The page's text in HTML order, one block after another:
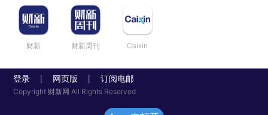
财新 财新周刊 Caixin
登录 网页版 订阅电邮
Copyright 财新网 All Rights Reserved